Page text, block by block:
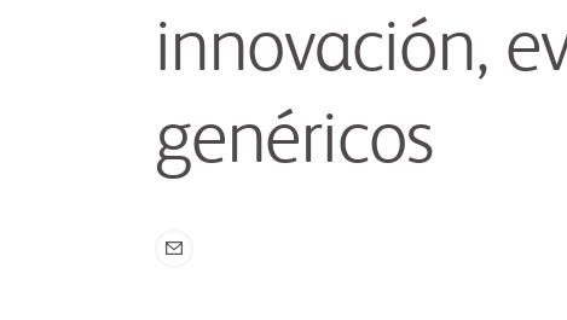
innovación,
genéricos